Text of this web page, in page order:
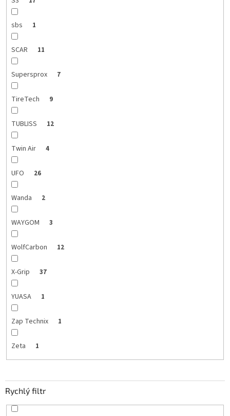
sbs 1
SCAR 11
Supersprox 7
TireTech 9
TUBLISS 12
Twin Air 4
UFO 26
Wanda 2
WAYGOM 3
WolfCarbon 12
X-Grip 37
YUASA 1
Zap Technix 1
Zeta 1
Rychlý filtr